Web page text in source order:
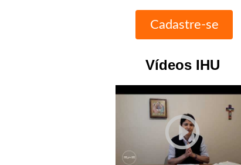
Vídeos IHU
play_circle_outline